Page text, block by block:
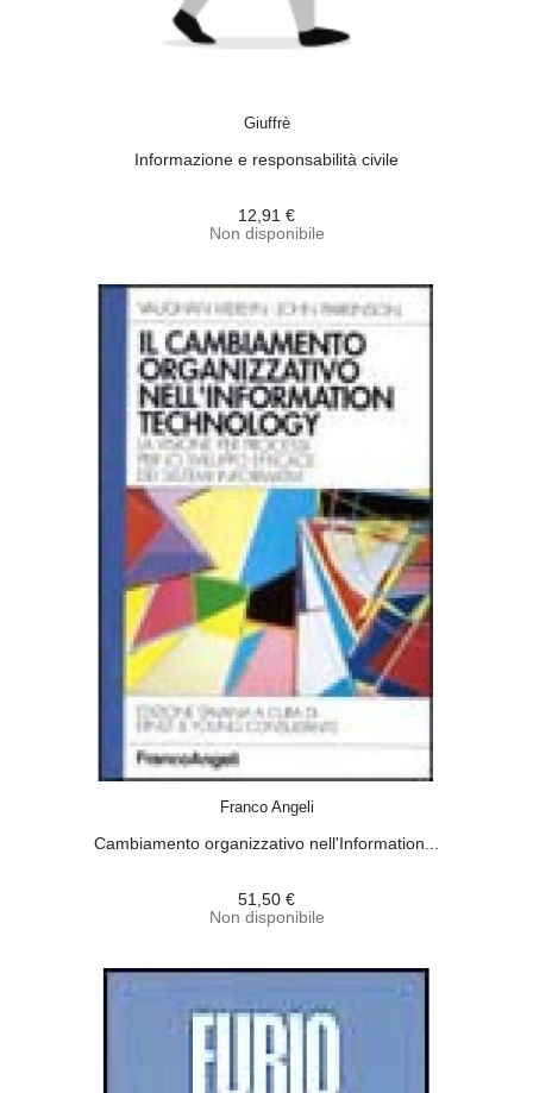
Giuffrè
Informazione e responsabilità civile
12,91 €
Non disponibile
Franco Angeli
Cambiamento organizzativo nell'Information...
51,50 €
Non disponibile